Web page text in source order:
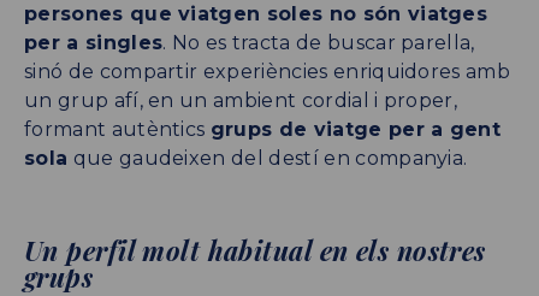
persones que viatgen soles no són viatges
per a singles. No es tracta de buscar parella,
sinó de compartir experiències enriquidores amb
un grup afí, en un ambient cordial i proper,
formant autèntics grups de viatge per a gent
sola que gaudeixen del destí en companyia.
Un perfil molt habitual en els nostres
grups